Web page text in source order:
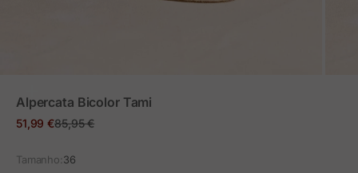
Alpercata Bicolor Tami
Preço em promoção
51,99 €Preço normal
85,95 €
Tamanho:36